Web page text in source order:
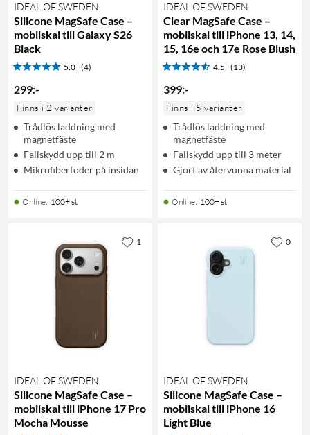
IDEAL OF SWEDEN
Silicone MagSafe Case –
mobilskal till Galaxy S26
Black
5.0 (4)
299:-
Finns i 2 varianter
Trådlös laddning med
magnetfäste
Fallskydd upp till 2 m
Mikrofiberfoder på insidan
Online: 100+ st
IDEAL OF SWEDEN
Clear MagSafe Case –
mobilskal till iPhone 13, 14,
15, 16e och 17e Rose Blush
4.5 (13)
399:-
Finns i 5 varianter
Trådlös laddning med
magnetfäste
Fallskydd upp till 3 meter
Gjort av återvunna material
Online: 100+ st
IDEAL OF SWEDEN
Silicone MagSafe Case –
mobilskal till iPhone 17 Pro
Mocha Mousse
1
IDEAL OF SWEDEN
Silicone MagSafe Case –
mobilskal till iPhone 16
Light Blue
0